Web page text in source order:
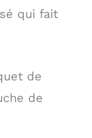
qui fait
de
de